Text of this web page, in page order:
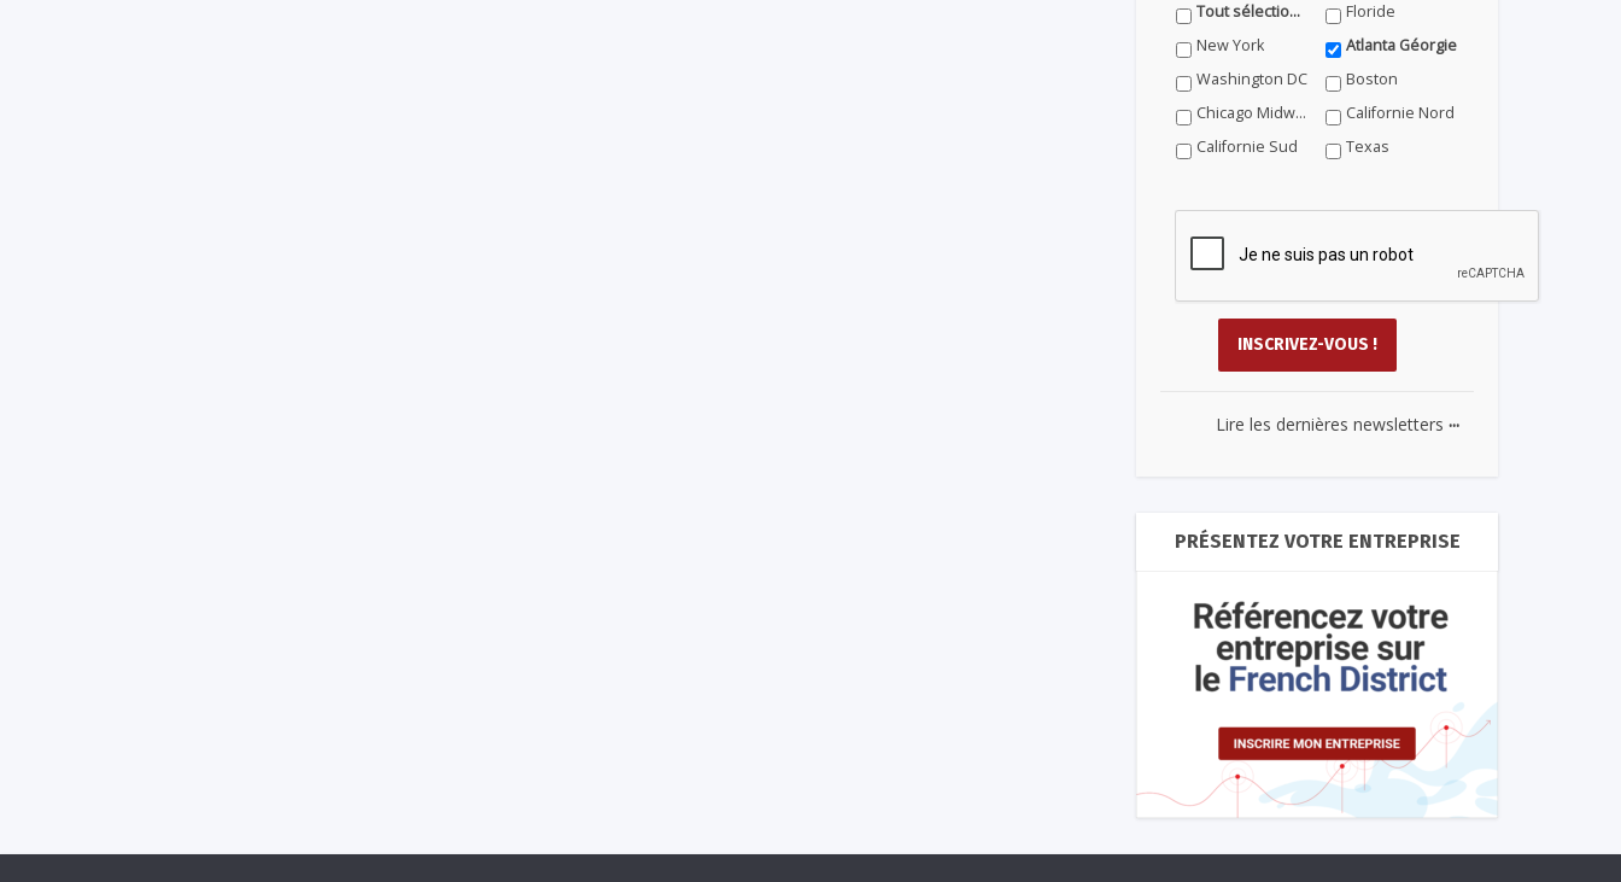
Tout sélectionner
Floride
New York
Atlanta Géorgie
Washington DC
Boston
Chicago Midwest
Californie Nord
Californie Sud
Texas
Lire les dernières newsletters ...
PRÉSENTEZ VOTRE ENTREPRISE